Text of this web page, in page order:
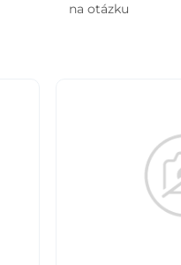
na otázku